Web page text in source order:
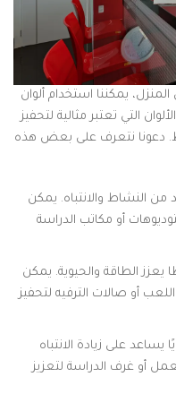
يمكننا استخدام ألوان
التي تعتبر مثالية لتحفيز
دعونا نتعرف على بعض هذه
من النشاط والانتباه. يمكن
أو مكاتب الدراسة
يعزز الطاقة والحيوية. يمكن
أو صالات الترفيه لتحفيز
يساعد على زيادة الانتباه
أو غرف الدراسة لتعزيز